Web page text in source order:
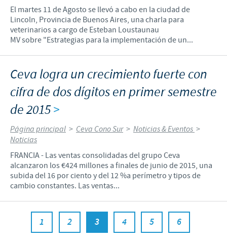
El martes 11 de Agosto se llevó a cabo en la ciudad de
Lincoln, Provincia de Buenos Aires, una charla para
veterinarios a cargo de Esteban Loustaunau
MV sobre "Estrategias para la implementación de un...
Ceva logra un crecimiento fuerte con
cifra de dos dígitos en primer semestre
de 2015>
Página principal > Ceva Cono Sur > Noticias & Eventos >
Noticias
FRANCIA - Las ventas consolidadas del grupo Ceva
alcanzaron los €424 millones a finales de junio de 2015, una
subida del 16 por ciento y del 12 %a perímetro y tipos de
cambio constantes. Las ventas...
1 2 3 4 5 6